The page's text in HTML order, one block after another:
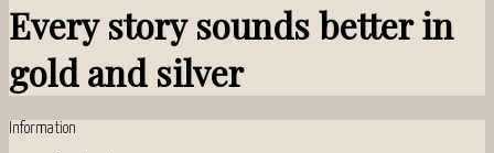
Every story sounds better in
gold and silver
Information